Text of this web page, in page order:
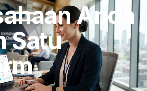
Anda
Satu